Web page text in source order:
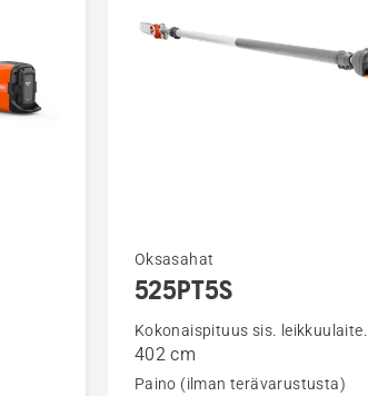
Katso
lisätietoja
tuotteesta
525PT5S
Oksasahat
525PT5S
Kokonaispituus sis. leikkuulaite.
402 cm
Paino (ilman terävarustusta)